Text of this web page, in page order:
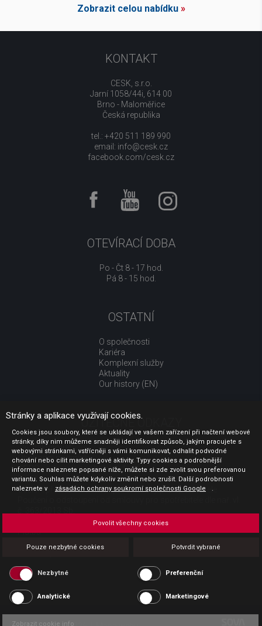
Zobrazit celou nabídku»
KONTAKT
CESK, s.r.o.
Jarní 1058/44i, 614 00
Brno - Maloměřice
Česká republika
tel.: +420 511 189 990
email: info@cesk.cz
facebook.com/cesk.cz
OTEVÍRACÍ DOBA
Po - Čt 8 - 17 hod.
Pá 8 - 15 hod.
OSTATNÍ
O společnosti
Kariéra
Komplexní služby
Aktuality
Our history (EN)
UŽITEČNÉ ODKAZY
Jak nakupovat
Obchodní podmínky
GDPR - ochrana osobních údajů
Profil zadavatele
Sdělení před uzavřením kupní smlouvy pro spotřebitele
Platba
Povinná publicita
Stránky a aplikace využívají cookies.
Cookies jsou soubory, které se ukládají ve vašem zařízení při načtení webové
stránky, díky nim můžeme snadněji identifikovat způsob, jakým pracujete s
webovými stránkami, vstřícněji s vámi komunikovat, odhalit podvodné
chování nebo cílit marketingové aktivity. Typy cookies a podrobnější
informace naleznete popsané níže, můžete si zde zvolit svou preferovanou
variantu. Souhlas můžete kdykoliv změnit nebo zrušit. Další podrobnosti
naleznete v
zásadách ochrany soukromí společnosti Google .
Pouze nezbytné cookies Potvrdit vybrané
Povolit všechny cookies
Nezbytné Preferenční
Analytické Marketingové
Zobrazit cookie info